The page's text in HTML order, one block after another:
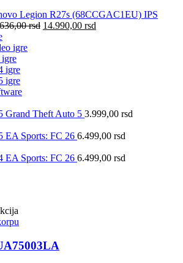
Legion R27s (68CCGAC1EU) IPS
rsd 14.990,00 rsd
igre
igre
igre
igre
Grand Theft Auto 5 3.999,00 rsd
EA Sports: FC 26 6.499,00 rsd
EA Sports: FC 26 6.499,00 rsd